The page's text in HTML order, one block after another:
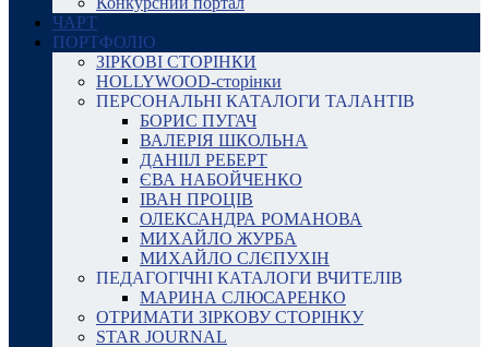
ЧАРТ
ПОРТФОЛІО
ЗІРКОВІ СТОРІНКИ
HOLLYWOOD-сторінки
ПЕРСОНАЛЬНІ КАТАЛОГИ ТАЛАНТІВ
БОРИС ПУГАЧ
ВАЛЕРІЯ ШКОЛЬНА
ДАНІІЛ РЕБЕРТ
ЄВА НАБОЙЧЕНКО
ІВАН ПРОЦІВ
ОЛЕКСАНДРА РОМАНОВА
МИХАЙЛО ЖУРБА
МИХАЙЛО СЛЄПУХІН
ПЕДАГОГІЧНІ КАТАЛОГИ ВЧИТЕЛІВ
МАРИНА СЛЮСАРЕНКО
ОТРИМАТИ ЗІРКОВУ СТОРІНКУ
STAR JOURNAL